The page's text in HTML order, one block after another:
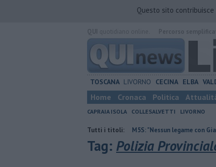
Questo sito
TOSCANA LIVORNO CECINA ELBA
Home Cronaca Politica
CAPRAIA ISOLA COLLESALVETTI LIVORNO
Tutti i titoli:
Retiambiente, M5S: "Nessun legame con Giacetti"
Tag: Polizia